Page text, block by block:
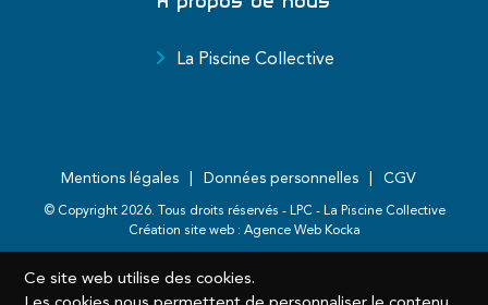
La Piscine Collective
Mentions légales Données personnelles CGV
© Copyright 2026. Tous droits réservés - LPC - La Piscine Collective
Création site web : Agence Web Kocka
Ce site web utilise des cookies.